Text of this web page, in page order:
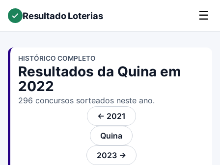
Resultado Loterias ☰
HISTÓRICO COMPLETO
Resultados da Quina em
2022
296 concursos sorteados neste ano.
← 2021
Quina
2023 →